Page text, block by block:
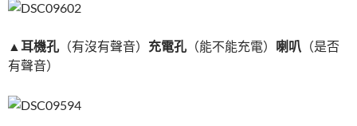
▲ 耳機孔 （有沒有聲音） 充電孔 （能不能充電） 喇叭 （是否
有聲音）